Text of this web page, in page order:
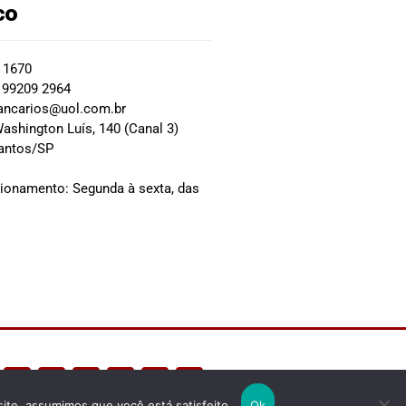
2964
Luís, 140 (Canal 3)
SP
Segunda à sexta, das